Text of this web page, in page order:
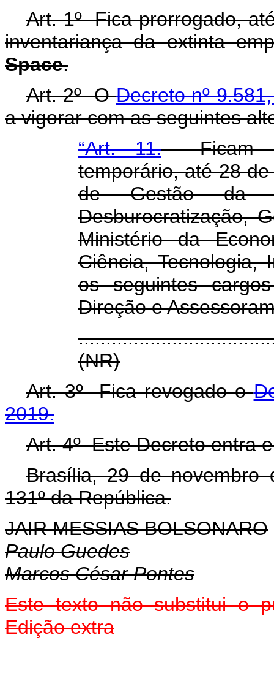
Art. 1º Fica prorrogado,
inventariança da extinta
Space.
Art. 2º ODecreto nº
a vigorar com as seguintes
“Art. 11.Ficam
temporário, até 28
de Gestão da
Desburocratização,
Ministério da
Ciência, Tecnologia,
os seguintes
Direção e
(NR)
Art. 3º Fica revogado o
2019.
Art. 4º Este Decreto entra
Brasília, 29 de novembro
131º da República.
JAIR MESSIAS BOLSONARO
Paulo Guedes
Marcos César Pontes
Este texto não substitui o
Edição extra